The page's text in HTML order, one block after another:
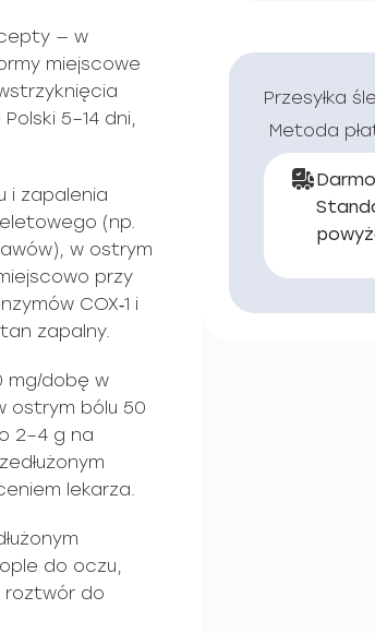
— w
miejscowe
5–14 dni,
i zapalenia
(np.
w ostrym
przy
COX‑1 i
zapalny.
mg/dobę w
ostrym bólu 50
2–4 g na
lekarza.
do oczu,
roztwór do
Przesyłka
Metoda